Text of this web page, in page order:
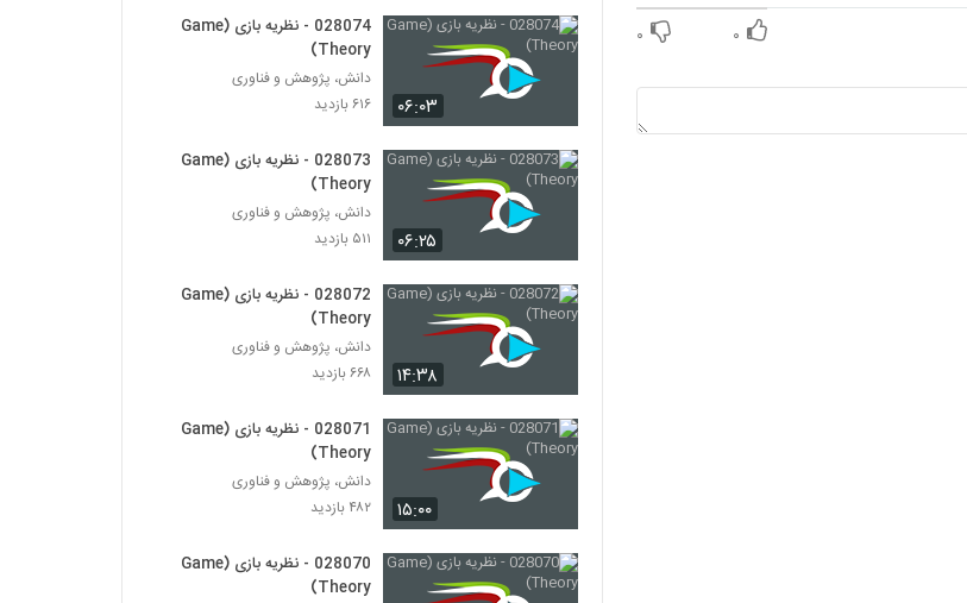
028023 - نظریه پیچیدگی (Complexity
Theory)
Theory)
۴۵۲ بازدید
Theory)
۵۶۸ بازدید
028027 - نظریه پیچیدگی (Complexity
Theory)
۴۸۴ بازدید
۴۵۸ بازدید
۰ ۰
۰۶:۰۳
028074 - نظریه بازی (Game
Theory)
دانش، پژوهش و فناوری
۶۱۶ بازدید
۰۶:۲۵
028073 - نظریه بازی (Game
Theory)
دانش، پژوهش و فناوری
۵۱۱ بازدید
۱۴:۳۸
028072 - نظریه بازی (Game
Theory)
دانش، پژوهش و فناوری
۶۶۸ بازدید
۱۵:۰۰
028071 - نظریه بازی (Game
Theory)
دانش، پژوهش و فناوری
۴۸۲ بازدید
028070 - نظریه بازی (Game
Theory)